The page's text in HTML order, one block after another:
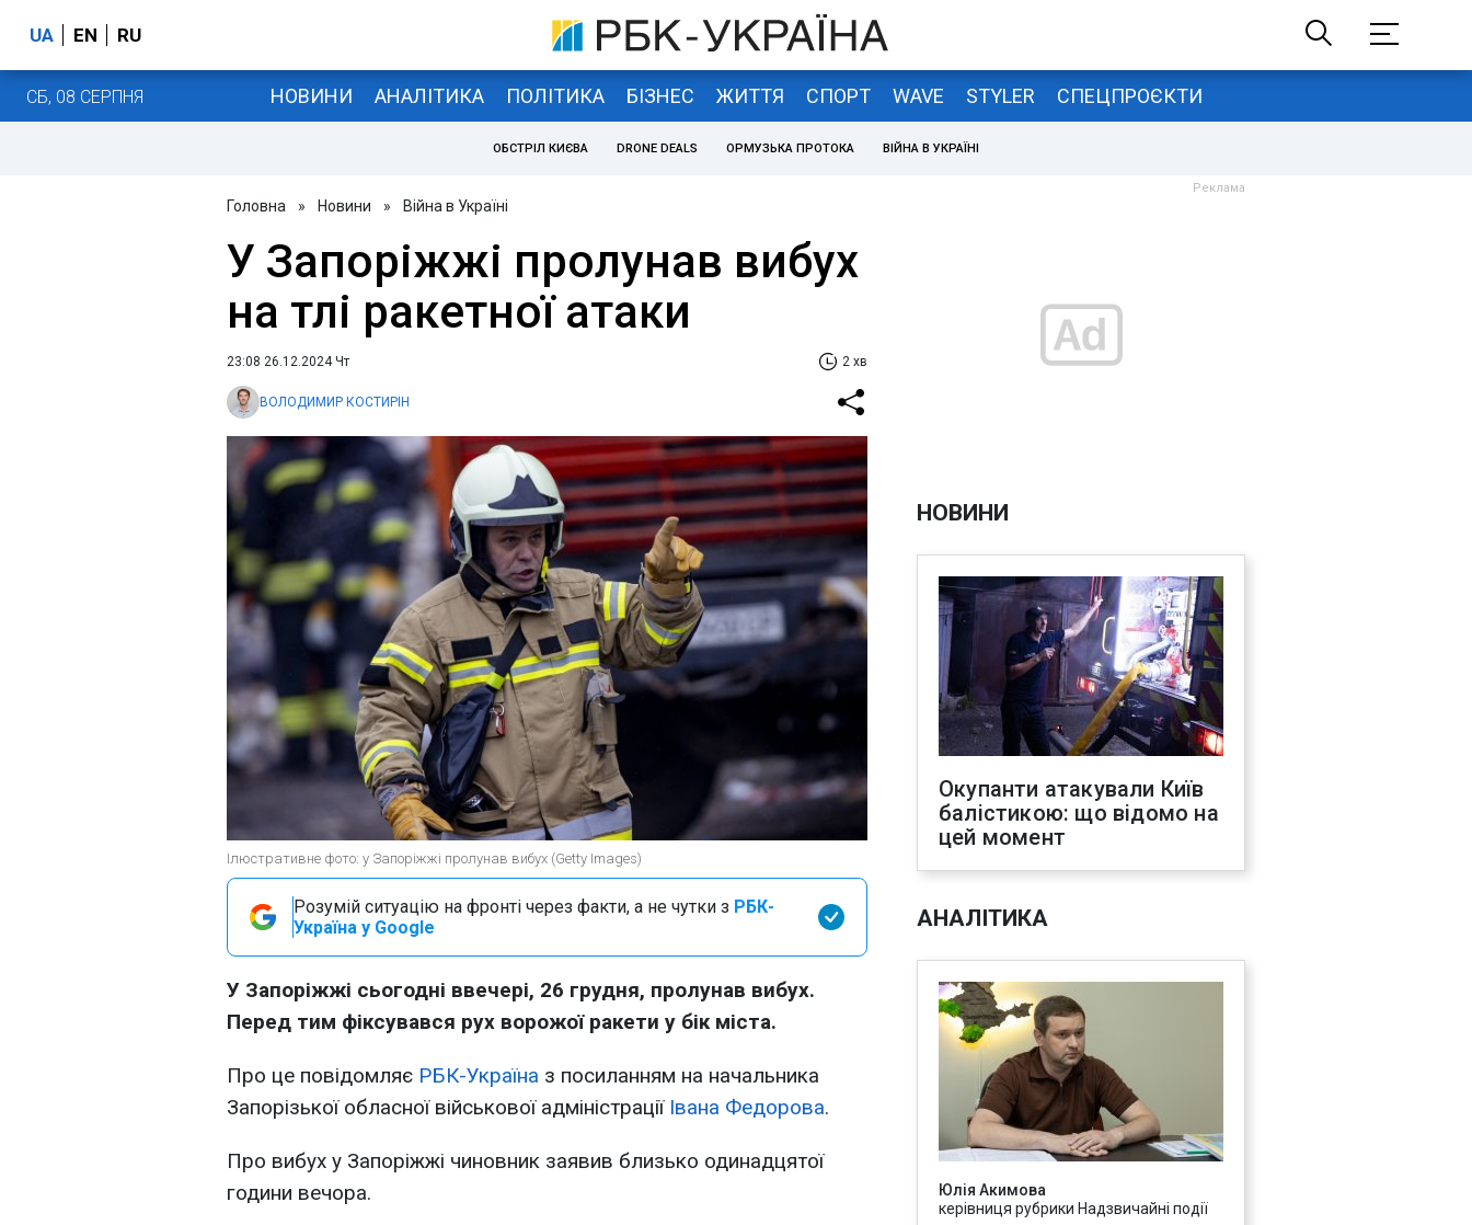
UA EN RU
СБ, 08 СЕРПНЯ НОВИНИ АНАЛІТИКА ПОЛІТИКА БІЗНЕС ЖИТТЯ СПОРТ WAVE STYLER СПЕЦПРОЄКТИ
ОБСТРІЛ КИЄВА DRONE DEALS ОРМУЗЬКА ПРОТОКА ВІЙНА В УКРАЇНІ
Головна » Новини » Війна в Україні
У Запоріжжі пролунав вибух
на тлі ракетної атаки
23:08 26.12.2024 Чт 2 хв
ВОЛОДИМИР КОСТИРІН
Ілюстративне фото: у Запоріжжі пролунав вибух (Getty Images)
Розумій ситуацію на фронті через факти, а не чутки з РБК-
Україна у Google
У Запоріжжі сьогодні ввечері, 26 грудня, пролунав вибух.
Перед тим фіксувався рух ворожої ракети у бік міста.
Про це повідомляє РБК-Україна з посиланням на начальника
Запорізької обласної військової адміністрації Івана Федорова.
Про вибух у Запоріжжі чиновник заявив близько одинадцятої
години вечора.
НОВИНИ
Окупанти атакували Київ
балістикою: що відомо на
цей момент
АНАЛІТИКА
Юлія Акимова
керівниця рубрики Надзвичайні події